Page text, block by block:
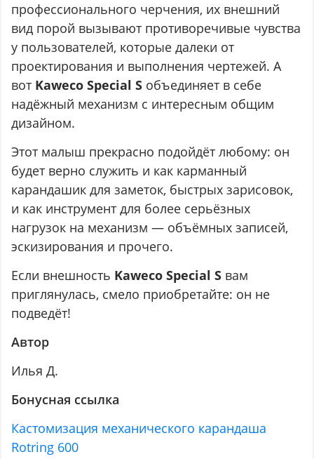
профессионального черчения, их внешний
вид порой вызывают противоречивые чувства
у пользователей, которые далеки от
проектирования и выполнения чертежей. А
вот Kaweco Special S объединяет в себе
надёжный механизм с интересным общим
дизайном.
Этот малыш прекрасно подойдёт любому: он
будет верно служить и как карманный
карандашик для заметок, быстрых зарисовок,
и как инструмент для более серьёзных
нагрузок на механизм — объёмных записей,
эскизирования и прочего.
Если внешность Kaweco Special S вам
приглянулась, смело приобретайте: он не
подведёт!
Автор
Илья Д.
Бонусная ссылка
Кастомизация механического карандаша
Rotring 600